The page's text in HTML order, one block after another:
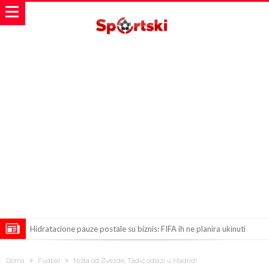
Hidratacione pauze postale su biznis: FIFA ih ne planira ukinuti
Doma Fudbal Ništa od Zvezde, Tadić odlazi u Madrid!